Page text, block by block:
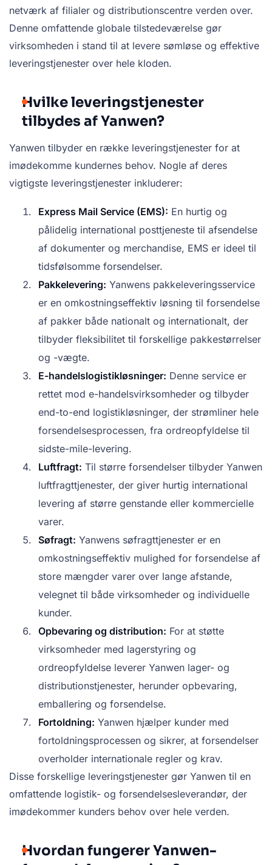
netværk af filialer og distributionscentre verden over.
Denne omfattende globale tilstedeværelse gør
virksomheden i stand til at levere sømløse og effektive
leveringstjenester over hele kloden.
Hvilke leveringstjenester
tilbydes af Yanwen?
Yanwen tilbyder en række leveringstjenester for at
imødekomme kundernes behov. Nogle af deres
vigtigste leveringstjenester inkluderer:
Express Mail Service (EMS): En hurtig og
pålidelig international posttjeneste til afsendelse
af dokumenter og merchandise, EMS er ideel til
tidsfølsomme forsendelser.
Pakkelevering: Yanwens pakkeleveringsservice
er en omkostningseffektiv løsning til forsendelse
af pakker både nationalt og internationalt, der
tilbyder fleksibilitet til forskellige pakkestørrelser
og -vægte.
E-handelslogistikløsninger: Denne service er
rettet mod e-handelsvirksomheder og tilbyder
end-to-end logistikløsninger, der strømliner hele
forsendelsesprocessen, fra ordreopfyldelse til
sidste-mile-levering.
Luftfragt: Til større forsendelser tilbyder Yanwen
luftfragttjenester, der giver hurtig international
levering af større genstande eller kommercielle
varer.
Søfragt: Yanwens søfragttjenester er en
omkostningseffektiv mulighed for forsendelse af
store mængder varer over lange afstande,
velegnet til både virksomheder og individuelle
kunder.
Opbevaring og distribution: For at støtte
virksomheder med lagerstyring og
ordreopfyldelse leverer Yanwen lager- og
distributionstjenester, herunder opbevaring,
emballering og forsendelse.
Fortoldning: Yanwen hjælper kunder med
fortoldningsprocessen og sikrer, at forsendelser
overholder internationale regler og krav.
Disse forskellige leveringstjenester gør Yanwen til en
omfattende logistik- og forsendelsesleverandør, der
imødekommer kunders behov over hele verden.
Hvordan fungerer Yanwen-